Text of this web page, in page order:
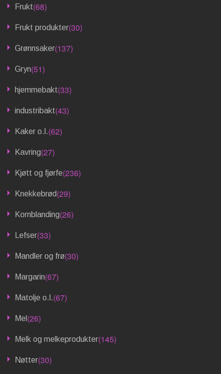
Frukt(68)
Frukt produkter(30)
Grønnsaker(137)
Gryn(51)
hjemmebakt(33)
industribakt(43)
Kaker o.l.(62)
Kavring(27)
Kjøtt og fjørfe(236)
Knekkebrød(29)
Kornblanding(26)
Lefser(33)
Mandler og frø(30)
Margarin(67)
Matolje o.l.(67)
Mel (26)
Melk og melkeprodukter(145)
Nøtter(30)